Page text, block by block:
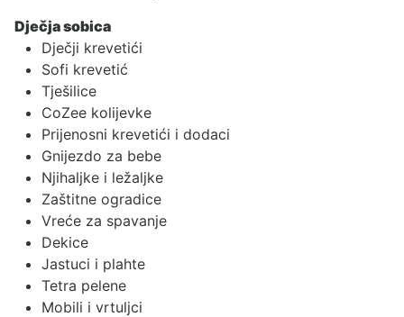
Dječja sobica
Dječji krevetići
Sofi krevetić
Tješilice
CoZee kolijevke
Prijenosni krevetići i dodaci
Gnijezdo za bebe
Njihaljke i ležaljke
Zaštitne ogradice
Vreće za spavanje
Dekice
Jastuci i plahte
Tetra pelene
Mobili i vrtuljci